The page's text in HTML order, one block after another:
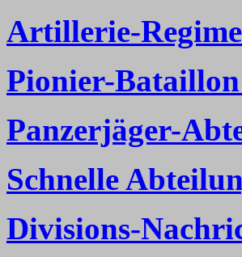
Artillerie-
Pionier-
Panzerjäger-
Schnelle
Divisions-